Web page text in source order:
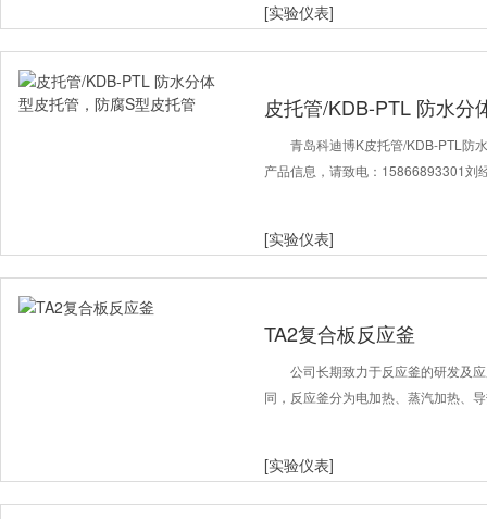
[实验仪表]
皮托管/KDB-PTL 防水分
青岛科迪博K皮托管/KDB-PTL防
产品信息，请致电：15866893301刘
[实验仪表]
TA2复合板反应釜
公司长期致力于反应釜的研发及
同，反应釜分为电加热、蒸汽加热、
[实验仪表]